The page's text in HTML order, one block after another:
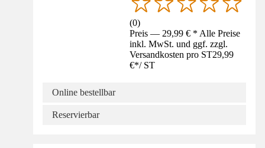
(0)
Preis — 29,99 € * Alle Preise
inkl. MwSt. und ggf. zzgl.
Versandkosten pro ST29,99
€*/ ST
Online bestellbar
Reservierbar